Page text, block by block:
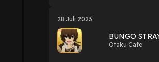
cerita yang menarik dan
& Ilham Record by: Jay Alter
28 Juli 2023
BUNGO
Otaku Cafe